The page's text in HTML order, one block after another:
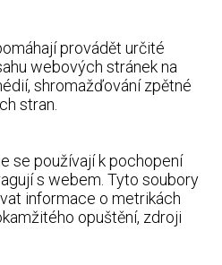
provádět určité
webových stránek na
shromažďování zpětné
stran.
se používají k pochopení
s webem. Tyto soubory
informace o metrikách
opuštění, zdroji